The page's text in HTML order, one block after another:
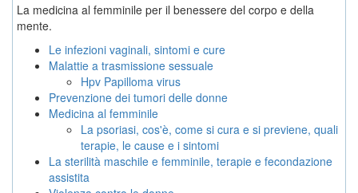
La medicina al femminile per il benessere del corpo e della
mente.
Le infezioni vaginali, sintomi e cure
Malattie a trasmissione sessuale
Hpv Papilloma virus
Prevenzione dei tumori delle donne
Medicina al femminile
La psoriasi, cos'è, come si cura e si previene, quali
terapie, le cause e i sintomi
La sterilità maschile e femminile, terapie e fecondazione
assistita